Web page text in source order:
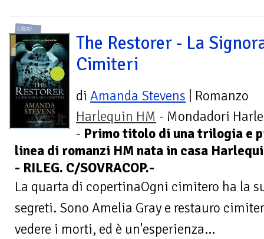
LIBRI
The Restorer - La
Cimiteri
di Amanda Stevens | Romanzo
Harlequin HM - Mondadori
- Primo titolo di una trilogia e
linea di romanzi HM nata in casa
- RILEG. C/SOVRACOP.-
La quarta di copertinaOgni cimitero ha la
segreti. Sono Amelia Gray e restauro
vedere i morti, ed è un'esperienza...